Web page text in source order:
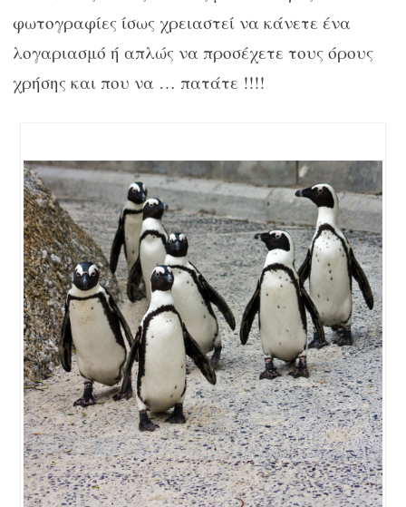
φωτογραφίες ίσως χρειαστεί να κάνετε ένα
λογαριασμό ή απλώς να προσέχετε τους όρους
χρήσης και που να … πατάτε !!!!